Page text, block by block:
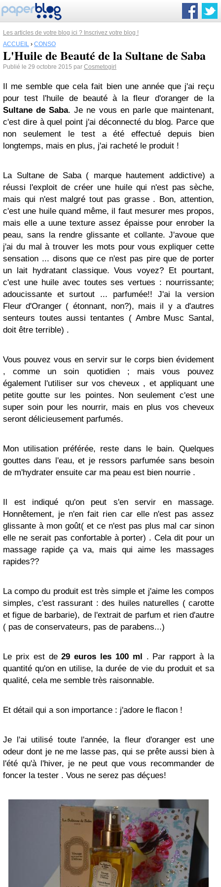
Les articles de votre blog ici ? Inscrivez votre blog !
ACCUEIL › CONSO
L'Huile de Beauté de la Sultane de Saba
Publié le 29 octobre 2015 par Cosmetogirl
Il me semble que cela fait bien une année que j'ai reçu
pour test l'huile de beauté à la fleur d'oranger de la
Sultane de Saba. Je ne vous en parle que maintenant,
c'est dire à quel point j'ai déconnecté du blog. Parce que
non seulement le test a été effectué depuis bien
longtemps, mais en plus, j'ai racheté le produit !
La Sultane de Saba ( marque hautement addictive) a
réussi l'exploit de créer une huile qui n'est pas sèche,
mais qui n'est malgré tout pas grasse . Bon, attention,
c'est une huile quand même, il faut mesurer mes propos,
mais elle a uune texture assez épaisse pour enrober la
peau, sans la rendre glissante et collante. J'avoue que
j'ai du mal à trouver les mots pour vous expliquer cette
sensation ... disons que ce n'est pas pire que de porter
un lait hydratant classique. Vous voyez? Et pourtant,
c'est une huile avec toutes ses vertues : nourrissante;
adoucissante et surtout ... parfumée!! J'ai la version
Fleur d'Oranger ( étonnant, non?), mais il y a d'autres
senteurs toutes aussi tentantes ( Ambre Musc Santal,
doit être terrible) .
Vous pouvez vous en servir sur le corps bien évidement
, comme un soin quotidien ; mais vous pouvez
également l'utiliser sur vos cheveux , et appliquant une
petite goutte sur les pointes. Non seulement c'est une
super soin pour les nourrir, mais en plus vos cheveux
seront délicieusement parfumés.
Mon utilisation préférée, reste dans le bain. Quelques
gouttes dans l'eau, et je ressors parfumée sans besoin
de m'hydrater ensuite car ma peau est bien nourrie .
Il est indiqué qu'on peut s'en servir en massage.
Honnêtement, je n'en fait rien car elle n'est pas assez
glissante à mon goût( et ce n'est pas plus mal car sinon
elle ne serait pas confortable à porter) . Cela dit pour un
massage rapide ça va, mais qui aime les massages
rapides??
La compo du produit est très simple et j'aime les compos
simples, c'est rassurant : des huiles naturelles ( carotte
et figue de barbarie), de l'extrait de parfum et rien d'autre
( pas de conservateurs, pas de parabens...)
Le prix est de29 euros les 100 ml . Par rapport à la
quantité qu'on en utilise, la durée de vie du produit et sa
qualité, cela me semble très raisonnable.
Et détail qui a son importance : j'adore le flacon !
Je l'ai utilisé toute l'année, la fleur d'oranger est une
odeur dont je ne me lasse pas, qui se prête aussi bien à
l'été qu'à l'hiver, je ne peut que vous recommander de
foncer la tester . Vous ne serez pas déçues!